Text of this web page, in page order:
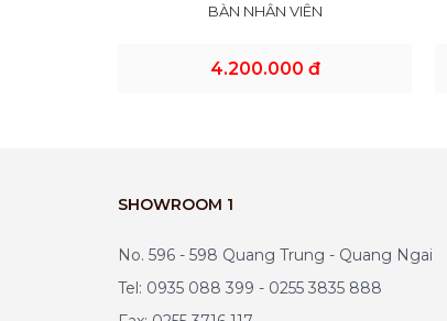
BÀN NHÂN VIÊN
4.200.000 đ
SHOWROOM 1
No. 596 - 598 Quang Trung - Quang Ngai
Tel: 0935 088 399 - 0255 3835 888